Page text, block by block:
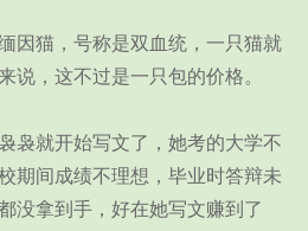
猫，号称是双血统，一只猫就
说，这不过是一只包的价格。
就开始写文了，她考的大学不
期间成绩不理想，毕业时答辩未
没拿到手，好在她写文赚到了